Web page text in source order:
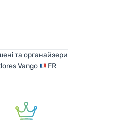
та органайзери
Vango
FR